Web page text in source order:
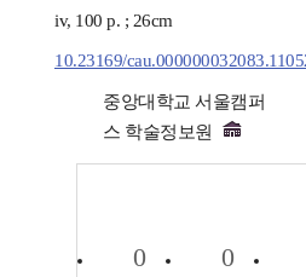
iv, 100 p. ; 26cm
10.23169/
중앙대학교 서울캠퍼
스 학술정보원
0 0